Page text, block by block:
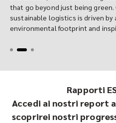
that go beyond just being green.
sustainable logistics is driven
environmental footprint and
sustainable packaging, but our
take you through our story of
for a greener future.
Rapporti
Accedi ai nostri report
scoprirei nostri